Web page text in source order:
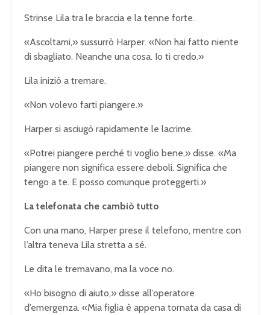
Strinse Lila tra le braccia e la tenne forte.
«Ascoltami,» sussurrò Harper. «Non hai fatto niente
di sbagliato. Neanche una cosa. Io ti credo.»
Lila iniziò a tremare.
«Non volevo farti piangere.»
Harper si asciugò rapidamente le lacrime.
«Potrei piangere perché ti voglio bene,» disse. «Ma
piangere non significa essere deboli. Significa che
tengo a te. E posso comunque proteggerti.»
La telefonata che cambiò tutto
Con una mano, Harper prese il telefono, mentre con
l’altra teneva Lila stretta a sé.
Le dita le tremavano, ma la voce no.
«Ho bisogno di aiuto,» disse all’operatore
d’emergenza. «Mia figlia è appena tornata da casa di